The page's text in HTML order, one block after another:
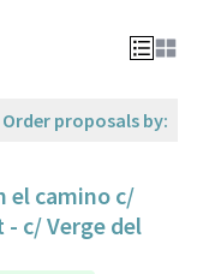
Order proposals by:
el camino c/
- c/ Verge del